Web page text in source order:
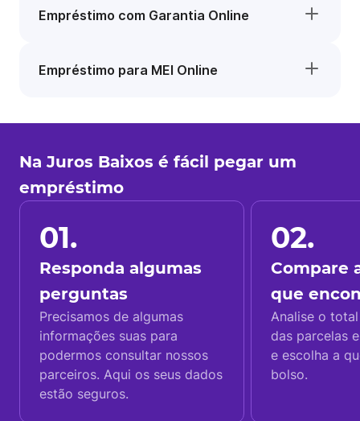
Empréstimo com Garantia Online
Empréstimo para MEI Online
Na Juros Baixos é fácil pegar um
empréstimo
01.
Responda algumas
perguntas
Precisamos de algumas
informações suas para
podermos consultar nossos
parceiros. Aqui os seus dados
estão seguros.
02.
Compare
que
Analise o
das parcelas
e escolha a
bolso.